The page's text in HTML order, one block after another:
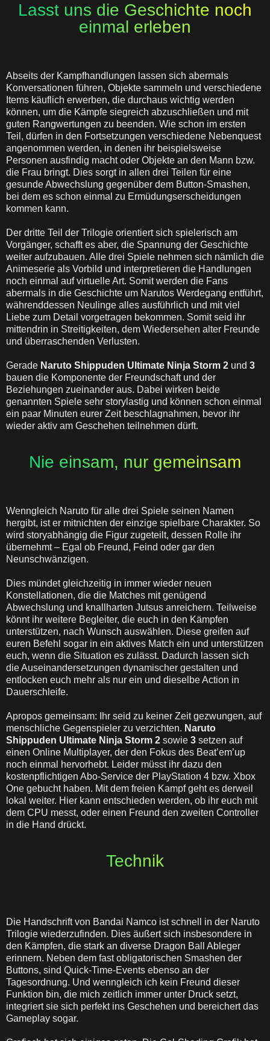
Lasst uns die Geschichte noch
einmal erleben
Abseits der Kampfhandlungen lassen sich abermals
Konversationen führen, Objekte sammeln und verschiedene
Items käuflich erwerben, die durchaus wichtig werden
können, um die Kämpfe siegreich abzuschließen und mit
guten Rangwertungen zu beenden. Wie schon im ersten
Teil, dürfen in den Fortsetzungen verschiedene Nebenquest
angenommen werden, in denen ihr beispielsweise
Personen ausfindig macht oder Objekte an den Mann bzw.
die Frau bringt. Dies sorgt in allen drei Teilen für eine
gesunde Abwechslung gegenüber dem Button-Smashen,
bei dem es schon einmal zu Ermüdungserscheidungen
kommen kann.
Der dritte Teil der Trilogie orientiert sich spielerisch am
Vorgänger, schafft es aber, die Spannung der Geschichte
weiter aufzubauen. Alle drei Spiele nehmen sich nämlich die
Animeserie als Vorbild und interpretieren die Handlungen
noch einmal auf virtuelle Art. Somit werden die Fans
abermals in die Geschichte um Narutos Werdegang entführt,
währenddessen Neulinge alles ausführlich und mit viel
Liebe zum Detail vorgetragen bekommen. Somit seid ihr
mittendrin in Streitigkeiten, dem Wiedersehen alter Freunde
und überraschenden Verlusten.
Gerade Naruto Shippuden Ultimate Ninja Storm 2 und 3
bauen die Komponente der Freundschaft und der
Beziehungen zueinander aus. Dabei wirken beide
genannten Spiele sehr storylastig und können schon einmal
ein paar Minuten eurer Zeit beschlagnahmen, bevor ihr
wieder aktiv am Geschehen teilnehmen dürft.
Nie einsam, nur gemeinsam
Wenngleich Naruto für alle drei Spiele seinen Namen
hergibt, ist er mitnichten der einzige spielbare Charakter. So
wird storyabhängig die Figur zugeteilt, dessen Rolle ihr
übernehmt – Egal ob Freund, Feind oder gar den
Neunschwänzigen.
Dies mündet gleichzeitig in immer wieder neuen
Konstellationen, die die Matches mit genügend
Abwechslung und knallharten Jutsus anreichern. Teilweise
könnt ihr weitere Begleiter, die euch in den Kämpfen
unterstützen, nach Wunsch auswählen. Diese greifen auf
euren Befehl sogar in ein aktives Match ein und unterstützen
euch, wenn die Situation es zulässt. Dadurch lassen sich
die Auseinandersetzungen dynamischer gestalten und
entlocken euch mehr als nur ein und dieselbe Action in
Dauerschleife.
Apropos gemeinsam: Ihr seid zu keiner Zeit gezwungen, auf
menschliche Gegenspieler zu verzichten. Naruto
Shippuden Ultimate Ninja Storm 2 sowie 3 setzen auf
einen Online Multiplayer, der den Fokus des Beat’em’up
noch einmal hervorhebt. Leider müsst ihr dazu den
kostenpflichtigen Abo-Service der PlayStation 4 bzw. Xbox
One gebucht haben. Mit dem freien Kampf geht es derweil
lokal weiter. Hier kann entschieden werden, ob ihr euch mit
dem CPU messt, oder einen Freund den zweiten Controller
in die Hand drückt.
Technik
Die Handschrift von Bandai Namco ist schnell in der Naruto
Trilogie wiederzufinden. Dies äußert sich insbesondere in
den Kämpfen, die stark an diverse Dragon Ball Ableger
erinnern. Neben dem fast obligatorischen Smashen der
Buttons, sind Quick-Time-Events ebenso an der
Tagesordnung. Und wenngleich ich kein Freund dieser
Funktion bin, die mich zeitlich immer unter Druck setzt,
integriert sie sich perfekt ins Geschehen und bereichert das
Gameplay sogar.